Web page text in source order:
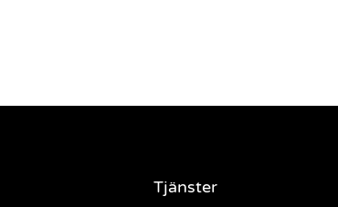
Tjänster